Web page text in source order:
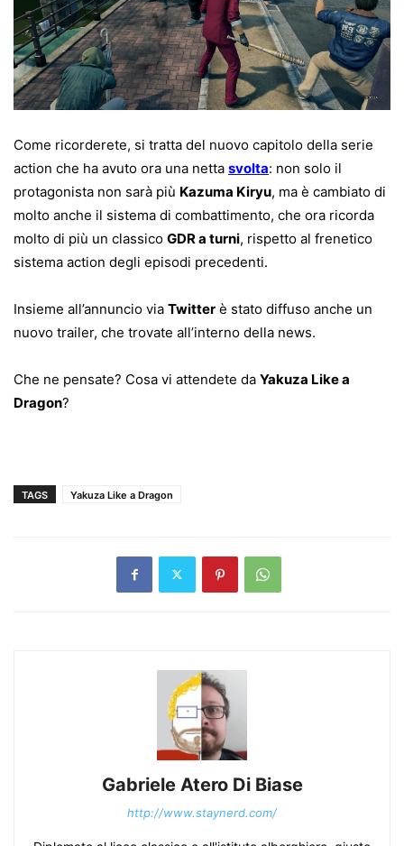
Come ricorderete, si tratta del nuovo capitolo della serie
action che ha avuto ora una netta svolta: non solo il
protagonista non sarà più Kazuma Kiryu, ma è cambiato di
molto anche il sistema di combattimento, che ora ricorda
molto di più un classico GDR a turni, rispetto al frenetico
sistema action degli episodi precedenti.
Insieme all’annuncio via Twitter è stato diffuso anche un
nuovo trailer, che trovate all’interno della news.
Che ne pensate? Cosa vi attendete da Yakuza Like a
Dragon?
TAGS Yakuza Like a Dragon
Gabriele Atero Di Biase
http://www.staynerd.com/